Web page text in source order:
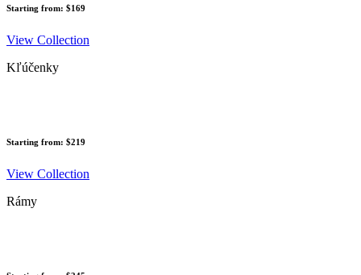
Starting from: $169
View Collection
Kľúčenky
Starting from: $219
View Collection
Rámy